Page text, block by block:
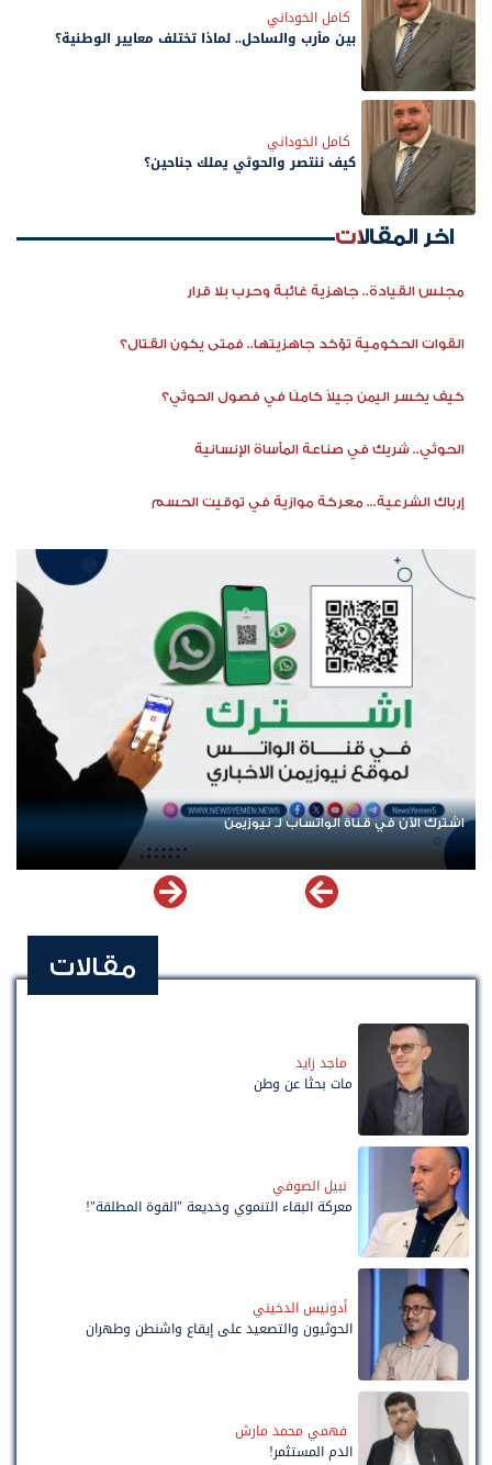
كامل الخوداني
بين مأرب والساحل.. لماذا تختلف معايير الوطنية؟
كامل الخوداني
كيف ننتصر والحوثي يملك جناحين؟
اخر المقالات
مجلس القيادة.. جاهزية غائبة وحرب بلا قرار
القوات الحكومية تؤكد جاهزيتها.. فمتى يكون القتال؟
كيف يخسر اليمن جيلاً كاملًا في فصول الحوثي؟
الحوثي.. شريك في صناعة المأساة الإنسانية
إرباك الشرعية... معركة موازية في توقيت الحسم
اشترك الآن في قناة الواتساب لـ نيوزيمن
مقالات
ماجد زايد
مات بحثًا عن وطن
نبيل الصوفي
معركة البقاء التنموي وخديعة "القوة المطلقة"!
أدونيس الدخيني
الحوثيون والتصعيد على إيقاع واشنطن وطهران
فهمي محمد مارش
الدم المستثمر!